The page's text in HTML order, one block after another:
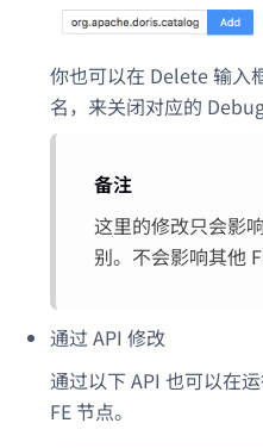
你也可以在 Delete 输入
名，来关闭对应的 Debug
备注
这里的修改只会影
别。不会影响其他
通过 API 修改
通过以下 API 也可以在
FE 节点。